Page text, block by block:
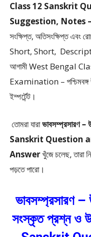
Class 12 Sanskrit
Suggestion, Notes –
সংক্ষিপ্ত, অতিসংক্ষিপ্ত এবং
Short, Short,
আগামী West Bengal
Examination – পশ্চিমবঙ্গ
ইম্পর্টেন্ট।
তোমরা যারাভাবসম্প্রসারণ –
Sanskrit Question
Answerখুঁজে চলেছ, তারা
পড়তে পারো।
ভাবসম্প্রসারণ –
সংস্কৃত প্রশ্ন ও